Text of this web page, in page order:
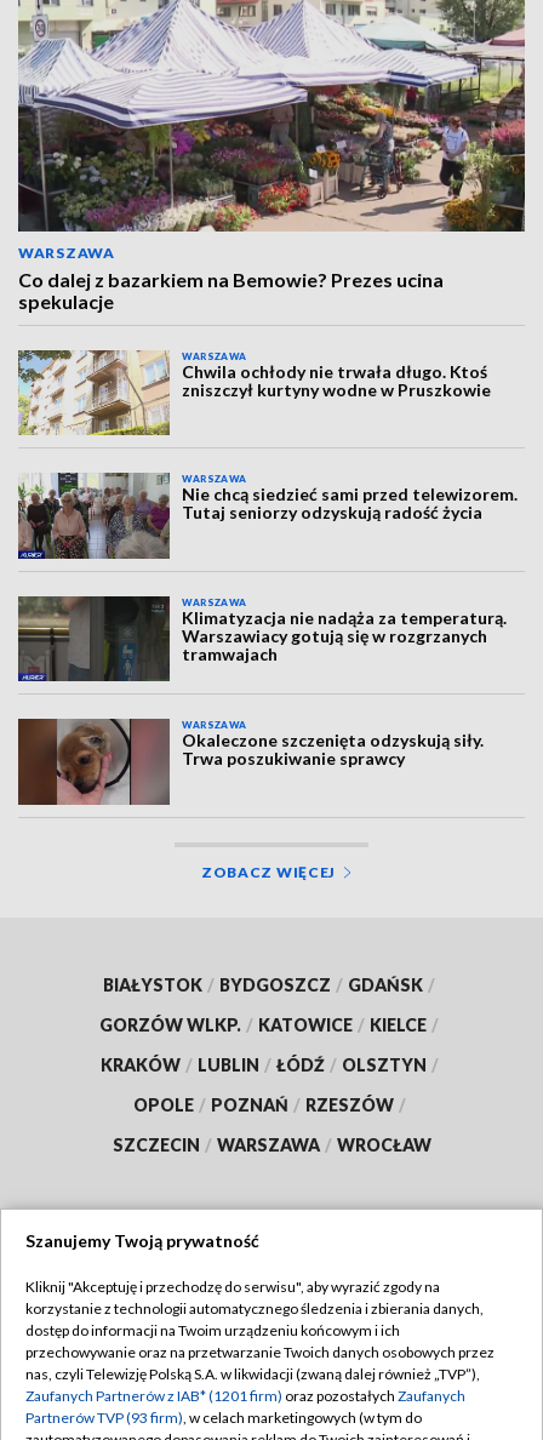
WARSZAWA
Co dalej z bazarkiem na Bemowie? Prezes ucina
spekulacje
WARSZAWA
Chwila ochłody nie trwała długo. Ktoś
zniszczył kurtyny wodne w Pruszkowie
WARSZAWA
Nie chcą siedzieć sami przed telewizorem.
Tutaj seniorzy odzyskują radość życia
WARSZAWA
Klimatyzacja nie nadąża za temperaturą.
Warszawiacy gotują się w rozgrzanych
tramwajach
WARSZAWA
Okaleczone szczenięta odzyskują siły.
Trwa poszukiwanie sprawcy
ZOBACZ WIĘCEJ
BIAŁYSTOK / BYDGOSZCZ / GDAŃSK /
GORZÓW WLKP. / KATOWICE / KIELCE /
KRAKÓW / LUBLIN / ŁÓDŹ / OLSZTYN /
OPOLE / POZNAŃ / RZESZÓW /
SZCZECIN / WARSZAWA / WROCŁAW
TVP
Abonament TVP
Emisja w TVP
Centrum informacji TVP
Regulamin TVP
Polityka prywatności
Szanujemy Twoją prywatność
Kliknij "Akceptuję i przechodzę do serwisu", aby wyrazić zgody na
korzystanie z technologii automatycznego śledzenia i zbierania danych,
dostęp do informacji na Twoim urządzeniu końcowym i ich
przechowywanie oraz na przetwarzanie Twoich danych osobowych przez
nas, czyli Telewizję Polską S.A. w likwidacji (zwaną dalej również „TVP”),
Zaufanych Partnerów z IAB* (1201 firm) oraz pozostałych Zaufanych
Partnerów TVP (93 firm), w celach marketingowych (w tym do